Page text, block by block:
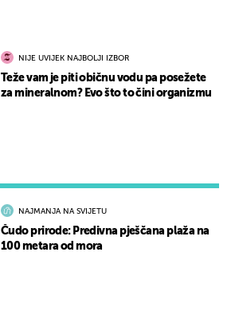
NAJMANJA NA SVIJETU
Čudo prirode: Predivna pješčana plaža na
100 metara od mora
NIJE UVIJEK NAJBOLJI IZBOR
Teže vam je piti običnu vodu pa posežete
za mineralnom? Evo što to čini organizmu